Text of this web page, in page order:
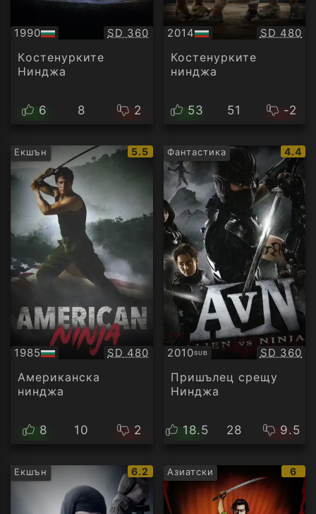
1990
БГ
аудио
Качество:
SD 360
Кoстeнурките
Нинджа
6 8 2
2014
БГ
аудио
SD 480
Костенурките
нинджа
53 51 -2
Екшън
IMDb
рейтинг:
5.5
1985
БГ
аудио
Качество:
SD 480
Американска
нинджа
8 10 2
Фантастика
IMDb
4.4
2010SUB
Субтитри SD 360
Пришълец срещу
Нинджа
18.5 28 9.5
Екшън
IMDb
рейтинг:
6.2 Азиатски 6